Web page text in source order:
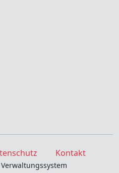
Kontakt